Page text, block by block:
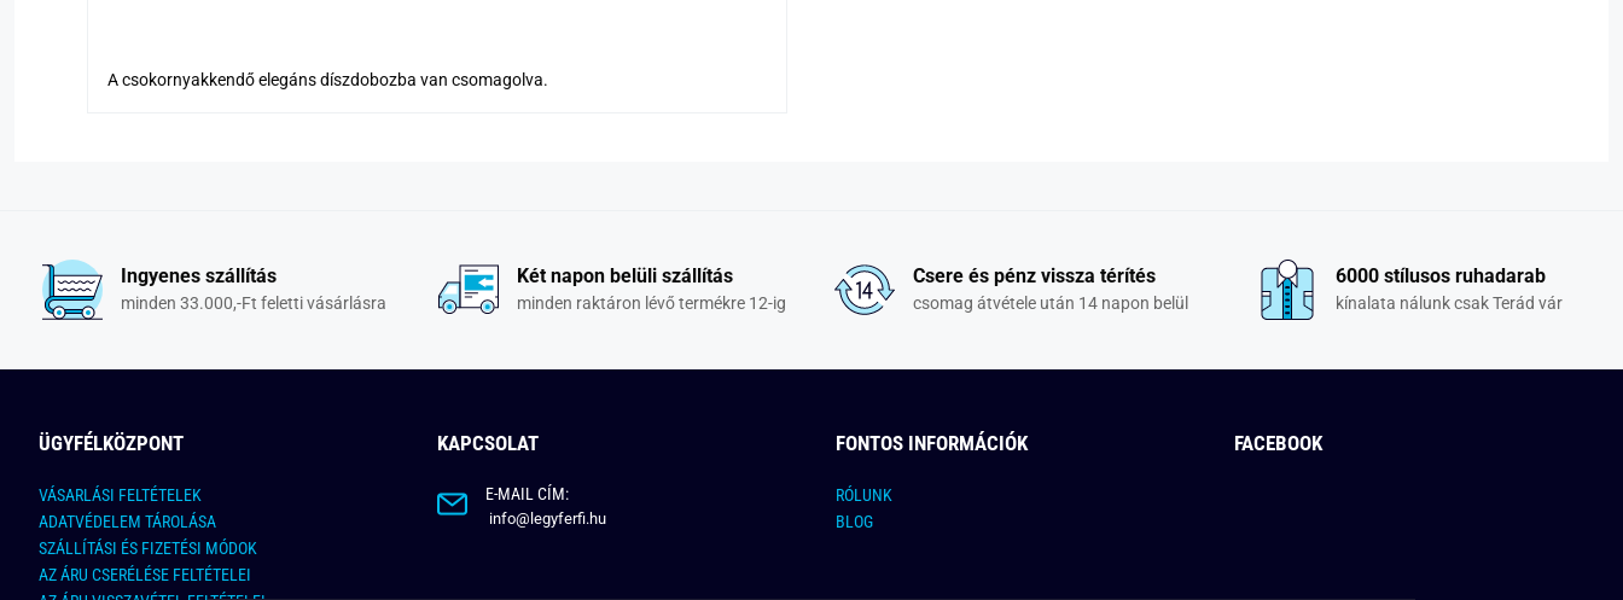
A csokornyakkendő elegáns díszdobozba van csomagolva.
Ingyenes szállítás
minden 33.000,-Ft feletti vásárlásra
Két napon belüli szállítás
minden raktáron lévő termékre 12-ig
Csere és pénz vissza térítés
csomag átvétele után 14 napon belül
6000 stílusos ruhadarab
kínalata nálunk csak Terád vár
ÜGYFÉLKÖZPONT
VÁSARLÁSI FELTÉTELEK
ADATVÉDELEM TÁROLÁSA
SZÁLLÍTÁSI ÉS FIZETÉSI MÓDOK
AZ ÁRU CSERÉLÉSE FELTÉTELEI
KAPCSOLAT
E-MAIL CÍM:
info@legyferfi.hu
FONTOS INFORMÁCIÓK
RÓLUNK
BLOG
FACEBOOK